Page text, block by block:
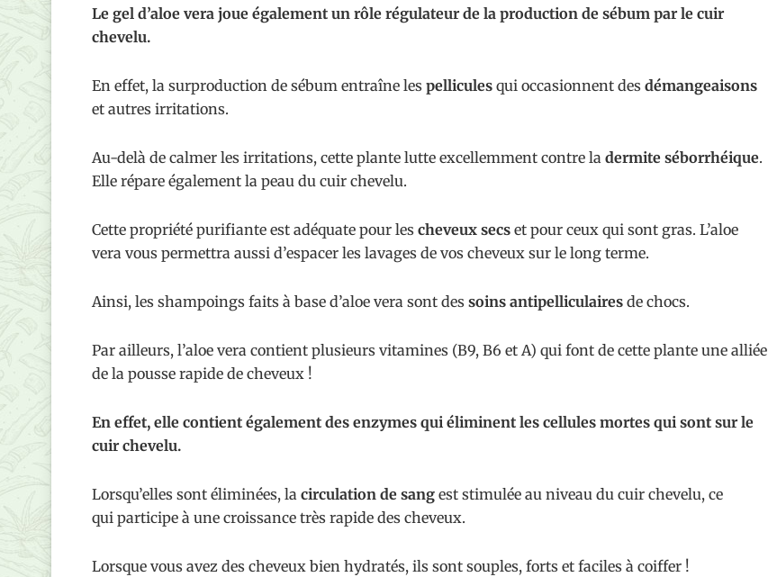
Le gel d’aloe vera joue également un rôle régulateur de la production de sébum par le cuir
chevelu.
En effet, la surproduction de sébum entraîne les pellicules qui occasionnent des démangeaisons
et autres irritations.
Au-delà de calmer les irritations, cette plante lutte excellemment contre la dermite séborrhéique.
Elle répare également la peau du cuir chevelu.
Cette propriété purifiante est adéquate pour les cheveux secs et pour ceux qui sont gras. L’aloe
vera vous permettra aussi d’espacer les lavages de vos cheveux sur le long terme.
Ainsi, les shampoings faits à base d’aloe vera sont des soins antipelliculaires de chocs.
Par ailleurs, l’aloe vera contient plusieurs vitamines (B9, B6 et A) qui font de cette plante une alliée
de la pousse rapide de cheveux !
En effet, elle contient également des enzymes qui éliminent les cellules mortes qui sont sur le
cuir chevelu.
Lorsqu’elles sont éliminées, la circulation de sang est stimulée au niveau du cuir chevelu, ce
qui participe à une croissance très rapide des cheveux.
Lorsque vous avez des cheveux bien hydratés, ils sont souples, forts et faciles à coiffer !